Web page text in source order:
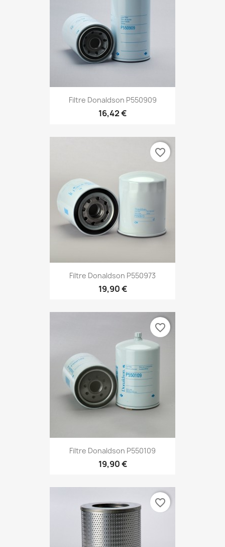
Filtre Donaldson P550909
16,42 €
Filtre Donaldson P550973
19,90 €
favorite_border
Filtre Donaldson P550109
19,90 €
favorite_border
favorite_border